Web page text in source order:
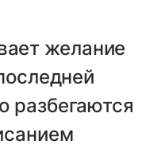
желание
разбегаются